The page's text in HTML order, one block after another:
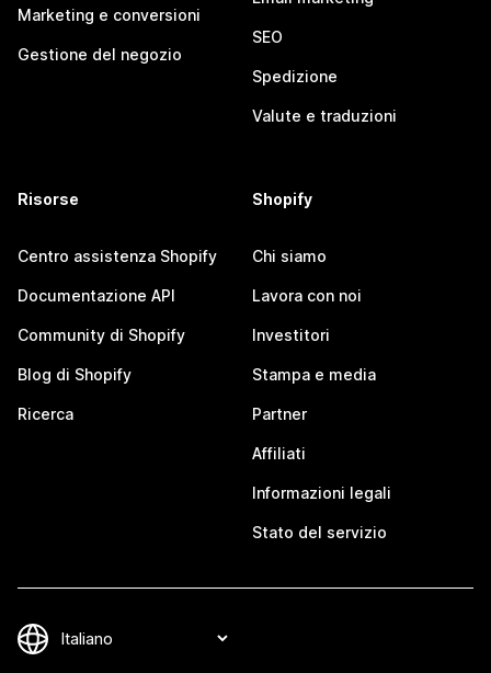
Marketing e conversioni
Gestione del negozio
SEO
Spedizione
Valute e traduzioni
Risorse
Centro assistenza Shopify
Documentazione API
Community di Shopify
Blog di Shopify
Ricerca
Shopify
Chi siamo
Lavora con noi
Investitori
Stampa e media
Partner
Affiliati
Informazioni legali
Stato del servizio